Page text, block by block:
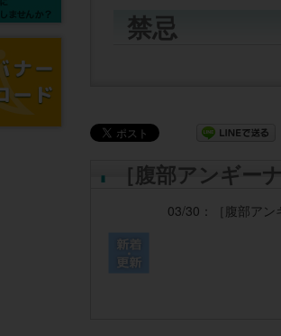
禁忌
［腹部アンギー
03/30： ［腹部ア